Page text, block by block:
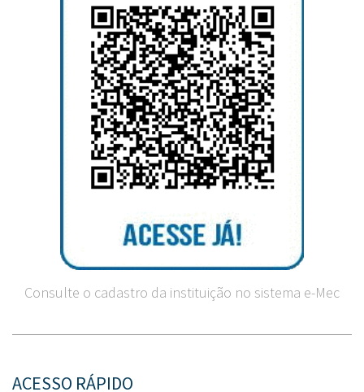
Consulte o cadastro da instituição no sistema e-Mec
ACESSO RÁPIDO